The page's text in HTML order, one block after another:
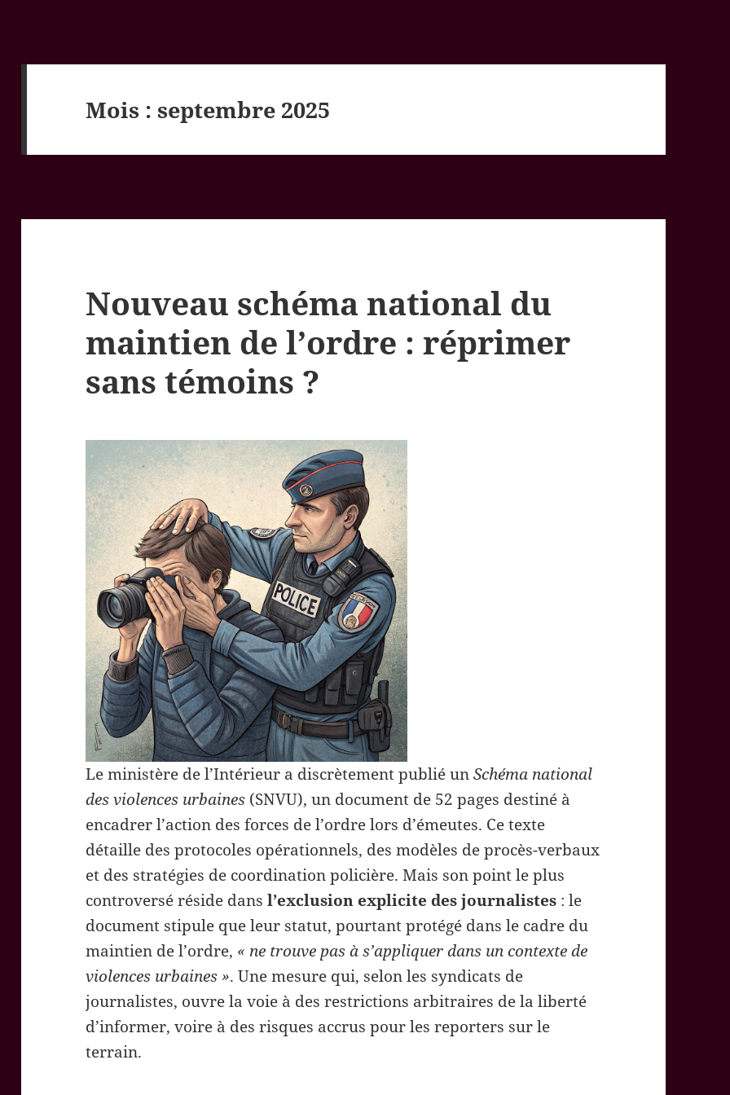
Mois :septembre 2025
Nouveau schéma national du
maintien de l’ordre : réprimer
sans témoins ?
Le ministère de l’Intérieur a discrètement publié unSchéma national
des violences urbaines (SNVU), un document de 52 pages destiné à
encadrer l’action des forces de l’ordre lors d’émeutes. Ce texte
détaille des protocoles opérationnels, des modèles de procès-verbaux
et des stratégies de coordination policière. Mais son point le plus
controversé réside dansl’exclusion explicite des journalistes : le
document stipule que leur statut, pourtant protégé dans le cadre du
maintien de l’ordre, « ne trouve pas à s’appliquer dans un contexte de
violences urbaines ». Une mesure qui, selon les syndicats de
journalistes, ouvre la voie à des restrictions arbitraires de la liberté
d’informer, voire à des risques accrus pour les reporters sur le
terrain.